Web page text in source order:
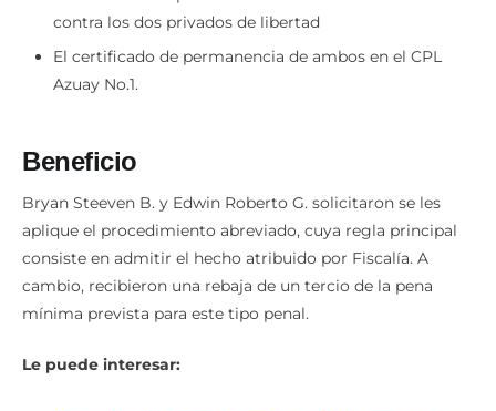
contra los dos privados de libertad
El certificado de permanencia de ambos en el CPL
Azuay No.1.
Beneficio
Bryan Steeven B. y Edwin Roberto G. solicitaron se les
aplique el procedimiento abreviado, cuya regla principal
consiste en admitir el hecho atribuido por Fiscalía. A
cambio, recibieron una rebaja de un tercio de la pena
mínima prevista para este tipo penal.
Le puede interesar: